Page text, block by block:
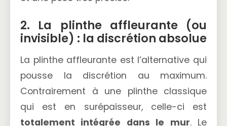
2. La plinthe affleurante (ou
invisible) : la discrétion absolue
La plinthe affleurante est l’alternative qui
pousse la discrétion au maximum.
Contrairement à une plinthe classique
qui est en surépaisseur, celle-ci est
totalement intégrée dans le mur. Le